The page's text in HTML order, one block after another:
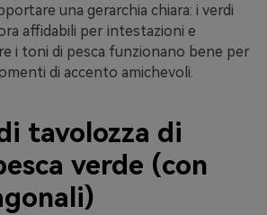
una gerarchia chiara: i verdi
affidabili per intestazioni e
i toni di pesca funzionano bene per
di accento amichevoli.
tavolozza di
verde (con